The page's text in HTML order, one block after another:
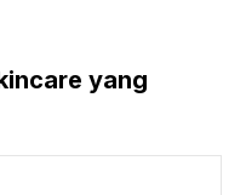
yang